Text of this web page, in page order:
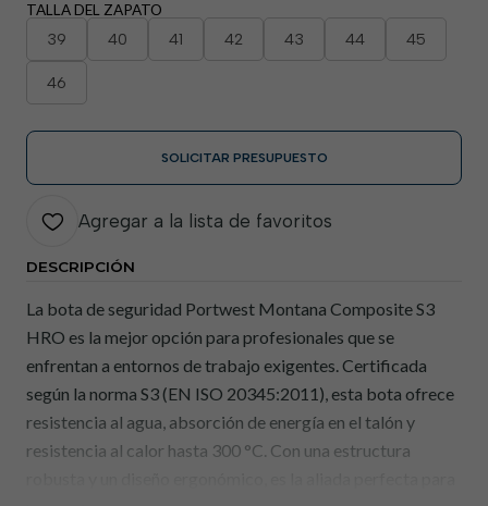
TALLA DEL ZAPATO
39 40 41 42 43 44 45
46
SOLICITAR PRESUPUESTO
Agregar a la lista de favoritos
DESCRIPCIÓN
La bota de seguridad Portwest Montana Composite S3
HRO es la mejor opción para profesionales que se
enfrentan a entornos de trabajo exigentes. Certificada
según la norma S3 (EN ISO 20345:2011), esta bota ofrece
resistencia al agua, absorción de energía en el talón y
resistencia al calor hasta 300 °C. Con una estructura